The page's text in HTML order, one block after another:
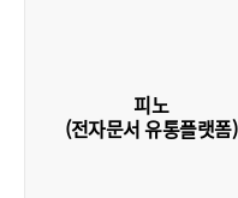
피노
(전자문서 유통플랫폼)